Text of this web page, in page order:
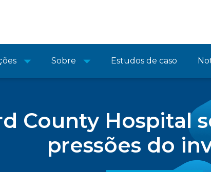
Sobre Estudos de caso
County Hospital
pressões do